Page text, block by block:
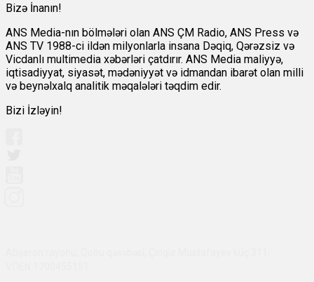
Bizə İnanın!
ANS Media-nın bölmələri olan ANS ÇM Radio, ANS Press və
ANS TV 1988-ci ildən milyonlarla insana Dəqiq, Qərəzsiz və
Vicdanlı multimedia xəbərləri çatdırır. ANS Media maliyyə,
iqtisadiyyat, siyasət, mədəniyyət və idmandan ibarət olan milli
və beynəlxalq analitik məqalələri təqdim edir.
Bizi İzləyin!